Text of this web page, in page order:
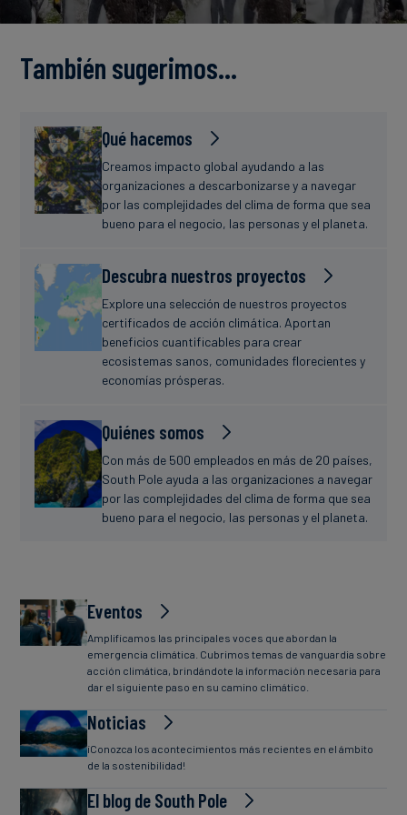
Finanzas
estudio
Noticias
También sugerimos…
Qué hacemos
Creamos impacto global ayudando a las
organizaciones a descarbonizarse y a navegar
por las complejidades del clima de forma que sea
bueno para el negocio, las personas y el planeta.
Descubra nuestros proyectos
Explore una selección de nuestros proyectos
certificados de acción climática. Aportan
beneficios cuantificables para crear
ecosistemas sanos, comunidades florecientes y
economías prósperas.
Quiénes somos
Con más de 500 empleados en más de 20 países,
South Pole ayuda a las organizaciones a navegar
por las complejidades del clima de forma que sea
bueno para el negocio, las personas y el planeta.
Eventos
Amplificamos las principales voces que abordan la
emergencia climática. Cubrimos temas de vanguardia sobre
acción climática, brindándote la información necesaria para
dar el siguiente paso en su camino climático.
Noticias
¡Conozca los acontecimientos más recientes en el ámbito
de la sostenibilidad!
El blog de South Pole